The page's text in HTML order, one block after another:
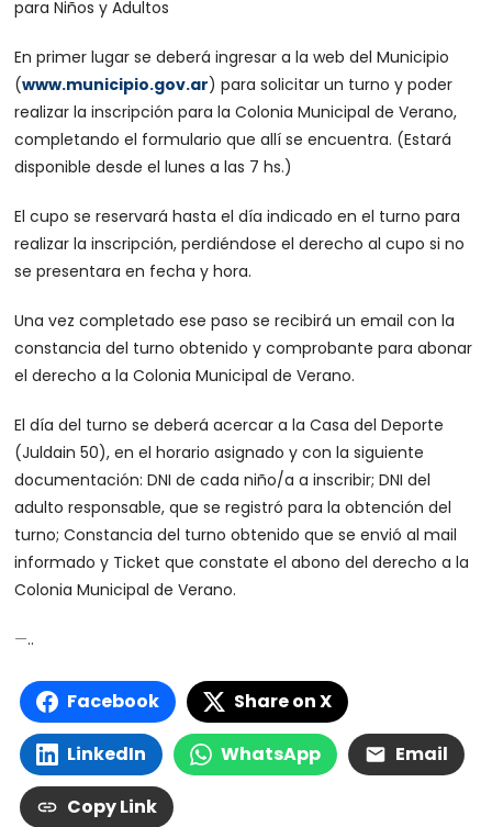
para Niños y Adultos
En primer lugar se deberá ingresar a la web del Municipio
(www.municipio.gov.ar) para solicitar un turno y poder
realizar la inscripción para la Colonia Municipal de Verano,
completando el formulario que allí se encuentra. (Estará
disponible desde el lunes a las 7 hs.)
El cupo se reservará hasta el día indicado en el turno para
realizar la inscripción, perdiéndose el derecho al cupo si no
se presentara en fecha y hora.
Una vez completado ese paso se recibirá un email con la
constancia del turno obtenido y comprobante para abonar
el derecho a la Colonia Municipal de Verano.
El día del turno se deberá acercar a la Casa del Deporte
(Juldain 50), en el horario asignado y con la siguiente
documentación: DNI de cada niño/a a inscribir; DNI del
adulto responsable, que se registró para la obtención del
turno; Constancia del turno obtenido que se envió al mail
informado y Ticket que constate el abono del derecho a la
Colonia Municipal de Verano.
—..
Facebook Share on X
LinkedIn WhatsApp Email
Copy Link